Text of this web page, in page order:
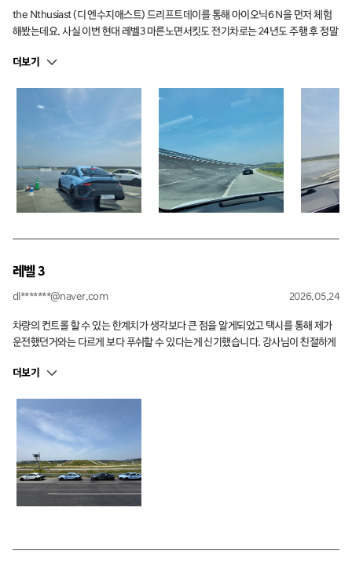
the Nthusiast (디 엔수지애스트) 드리프트데이를 통해 아이오닉6 N을 먼저 체험
해봤는데요. 사실 이번 현대 레벨3 마른노면서킷도 전기차로는 24년도 주행 후 정말
다. 반복 참가를 통해서 스킬을 더 올리도록 하겠습니다. 이번 정병민 인스트럭터님
해도 예약만 된다면 많이 참가해서 많이 배우도록 하겠습니다. 감사합니다.
더보기
레벨 3
dl*******@naver.com 2026.05.24
차량의 컨트롤 할 수 있는 한계치가 생각보다 큰 점을 알게되었고 택시를 통해 제가
운전했던거와는 다르게 보다 푸쉬할 수 있다는게 신기했습니다. 강사님이 친절하게
더보기